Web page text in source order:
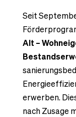
Seit
Alt –
erwerben.
nach Zusage